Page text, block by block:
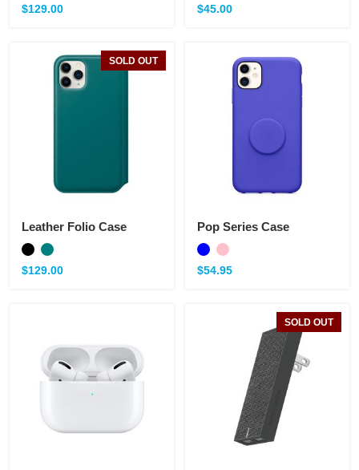
$129.00 $45.00
SOLD OUT
Leather Folio Case
$129.00
Pop Series Case
$54.95
SOLD OUT